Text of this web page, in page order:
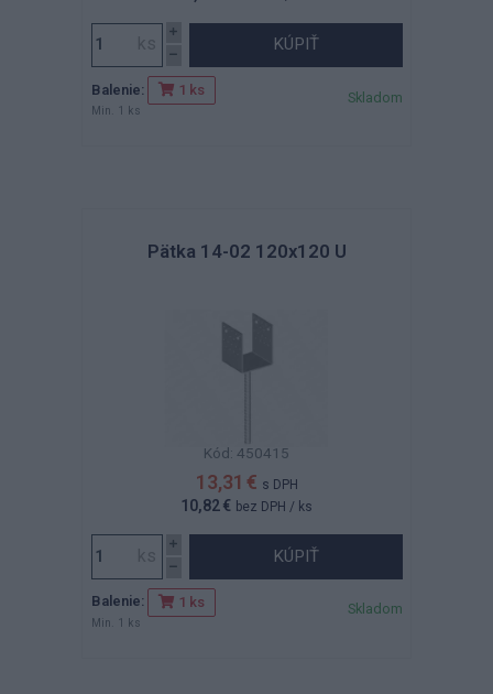
KÚPIŤ
Balenie: 1 ks
Min. 1 ks
Skladom
Pätka 14-02 120x120 U
Kód: 450415
13,31 € s DPH
10,82 € bez DPH / ks
KÚPIŤ
Balenie: 1 ks
Min. 1 ks
Skladom